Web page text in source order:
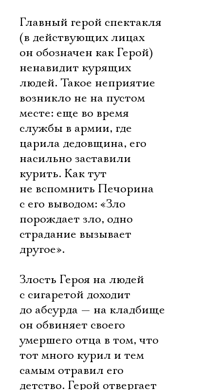
Главный герой спектакля
(в действующих лицах
он обозначен как Герой)
ненавидит курящих
людей. Такое неприятие
возникло не на пустом
месте: еще во время
службы в армии, где
царила дедовщина, его
насильно заставили
курить. Как тут
не вспомнить Печорина
с его выводом: «Зло
порождает зло, одно
страдание вызывает
другое».
Злость Героя на людей
с сигаретой доходит
до абсурда — на кладбище
он обвиняет своего
умершего отца в том, что
тот много курил и тем
самым отравил его
детство. Герой отвергает